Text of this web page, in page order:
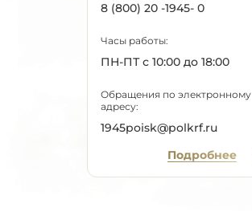
8 (800) 20 -1945- 0
Часы работы:
ПН-ПТ с 10:00 до 18:00
Обращения по электронному
адресу:
1945poisk@polkrf.ru
Подробнее